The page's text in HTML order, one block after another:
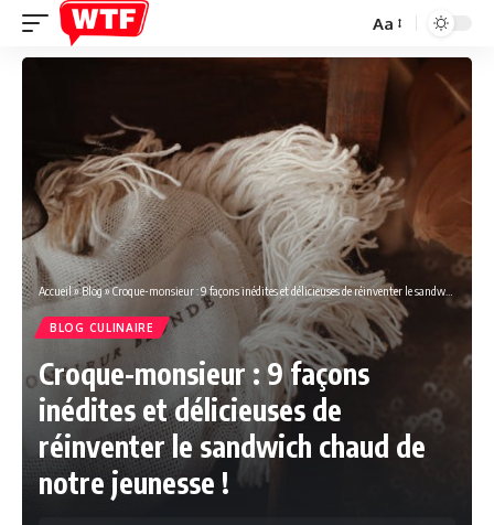
Font
Resizer
Aa
Accueil»Blog»Croque-monsieur : 9 façons inédites et délicieuses de réinventer le sandwich chaud de notre jeunesse !
BLOG CULINAIRE
Croque-monsieur : 9 façons
inédites et délicieuses de
réinventer le sandwich chaud de
notre jeunesse !